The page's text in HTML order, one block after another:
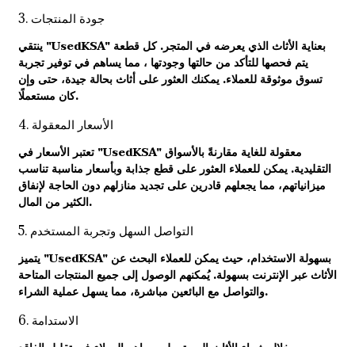
3. جودة المنتجات
ينتقي "UsedKSA" بعناية الأثاث الذي يعرضه في المتجر. كل قطعة
يتم فحصها للتأكد من حالتها وجودتها ، مما يساهم في توفير تجربة
تسوق موثوقة للعملاء. يمكنك العثور على أثاث بحالة جيدة، حتى وإن
كان مستعملًا.
4. الأسعار المعقولة
تعتبر الأسعار في "UsedKSA" معقولة للغاية مقارنةً بالأسواق
التقليدية. يمكن للعملاء العثور على قطع جذابة وبأسعار مناسبة تناسب
ميزانياتهم، مما يجعلهم قادرين على تجديد منازلهم دون الحاجة لإنفاق
الكثير من المال.
5. التواصل السهل وتجربة المستخدم
يتميز "UsedKSA" بسهولة الاستخدام، حيث يمكن للعملاء البحث عن
الأثاث عبر الإنترنت بسهولة. يُمكنهم الوصول إلى جميع المنتجات المتاحة
والتواصل مع البائعين مباشرة، مما يسهل عملية الشراء.
6. الاستدامة